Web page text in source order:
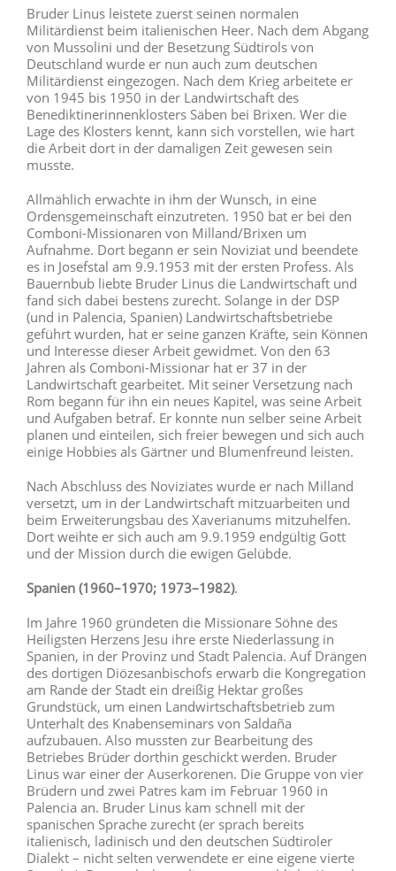
Bruder Linus leistete zuerst seinen normalen
Militärdienst beim italienischen Heer. Nach dem Abgang
von Mussolini und der Besetzung Südtirols von
Deutschland wurde er nun auch zum deutschen
Militärdienst eingezogen. Nach dem Krieg arbeitete er
von 1945 bis 1950 in der Landwirtschaft des
Benediktinerinnenklosters Säben bei Brixen. Wer die
Lage des Klosters kennt, kann sich vorstellen, wie hart
die Arbeit dort in der damaligen Zeit gewesen sein
musste.
Allmählich erwachte in ihm der Wunsch, in eine
Ordensgemeinschaft einzutreten. 1950 bat er bei den
Comboni-Missionaren von Milland/Brixen um
Aufnahme. Dort begann er sein Noviziat und beendete
es in Josefstal am 9.9.1953 mit der ersten Profess. Als
Bauernbub liebte Bruder Linus die Landwirtschaft und
fand sich dabei bestens zurecht. Solange in der DSP
(und in Palencia, Spanien) Landwirtschaftsbetriebe
geführt wurden, hat er seine ganzen Kräfte, sein Können
und Interesse dieser Arbeit gewidmet. Von den 63
Jahren als Comboni-Missionar hat er 37 in der
Landwirtschaft gearbeitet. Mit seiner Versetzung nach
Rom begann für ihn ein neues Kapitel, was seine Arbeit
und Aufgaben betraf. Er konnte nun selber seine Arbeit
planen und einteilen, sich freier bewegen und sich auch
einige Hobbies als Gärtner und Blumenfreund leisten.
Nach Abschluss des Noviziates wurde er nach Milland
versetzt, um in der Landwirtschaft mitzuarbeiten und
beim Erweiterungsbau des Xaverianums mitzuhelfen.
Dort weihte er sich auch am 9.9.1959 endgültig Gott
und der Mission durch die ewigen Gelübde.
Spanien (1960–1970; 1973–1982).
Im Jahre 1960 gründeten die Missionare Söhne des
Heiligsten Herzens Jesu ihre erste Niederlassung in
Spanien, in der Provinz und Stadt Palencia. Auf Drängen
des dortigen Diözesanbischofs erwarb die Kongregation
am Rande der Stadt ein dreißig Hektar großes
Grundstück, um einen Landwirtschaftsbetrieb zum
Unterhalt des Knabenseminars von Saldaña
aufzubauen. Also mussten zur Bearbeitung des
Betriebes Brüder dorthin geschickt werden. Bruder
Linus war einer der Auserkorenen. Die Gruppe von vier
Brüdern und zwei Patres kam im Februar 1960 in
Palencia an. Bruder Linus kam schnell mit der
spanischen Sprache zurecht (er sprach bereits
italienisch, ladinisch und den deutschen Südtiroler
Dialekt – nicht selten verwendete er eine eigene vierte